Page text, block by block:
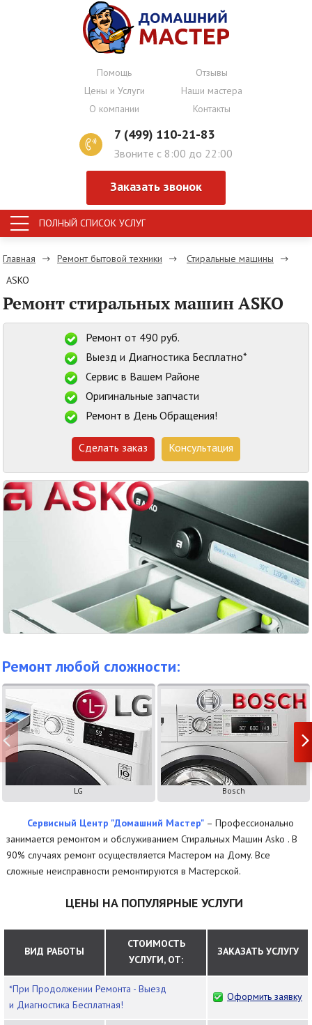
Помощь
Отзывы
Цены и Услуги
Наши мастера
О компании
Контакты
7 (499) 110-21-83
Звоните с 8:00 до 22:00
Заказать звонок
ПОЛНЫЙ СПИСОК УСЛУГ
Главная Ремонт бытовой техники Стиральные машины
ASKO
Ремонт стиральных машин ASKO
Ремонт от 490 руб.
Выезд и Диагностика Бесплатно*
Сервис в Вашем Районе
Оригинальные запчасти
Ремонт в День Обращения!
Сделать заказ Консультация
Ремонт любой сложности:
LG Bosch
Сервисный Центр "Домашний Мастер" – Профессионально
занимается ремонтом и обслуживанием Стиральных Машин Asko . В
90% случаях ремонт осуществляется Мастером на Дому. Все
сложные неисправности ремонтируются в Мастерской.
ЦЕНЫ НА ПОПУЛЯРНЫЕ УСЛУГИ
ВИД РАБОТЫ
СТОИМОСТЬ
УСЛУГИ, ОТ:
ЗАКАЗАТЬ УСЛУГУ
*При Продолжении Ремонта - Выезд
и Диагностика Бесплатная!
Оформить заявку